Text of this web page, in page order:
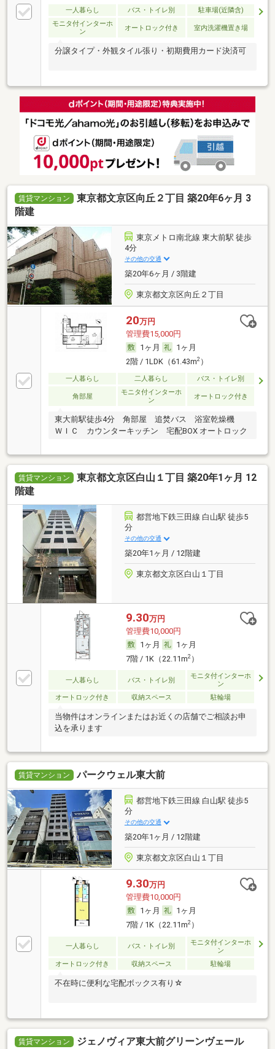
一人暮らし バス・トイレ別
駐車場(近隣含)
モニタ付インターホ
ン
オートロック付き 室内洗濯機置き場
分譲タイプ・外観タイル張り・初期費用カード決済可
賃貸マンション
東京都文京区向丘２丁目 築20年6ヶ月 3
階建
東京メトロ南北線 東大前駅 徒歩
4分
その他の交通
築20年6ヶ月 / 3階建
東京都文京区向丘２丁目
20万円
管理費15,000円
1ヶ月
1ヶ月
2階 / 1LDK（61.43m2）
一人暮らし 二人暮らし バス・トイレ別
角部屋
モニタ付インターホ
ン
オートロック付き
東大前駅徒歩4分 角部屋 追焚バス 浴室乾燥機
ＷＩＣ カウンターキッチン 宅配BOX オートロック
賃貸マンション
東京都文京区白山１丁目 築20年1ヶ月 12
階建
都営地下鉄三田線 白山駅 徒歩5
分
その他の交通
築20年1ヶ月 / 12階建
東京都文京区白山１丁目
9.30万円
管理費10,000円
1ヶ月
1ヶ月
7階 / 1K（22.11m2）
一人暮らし バス・トイレ別
モニタ付インターホ
ン
オートロック付き
収納スペース 駐輪場
当物件はオンラインまたはお近くの店舗でご相談お申
込を承ります
賃貸マンション パークウェル東大前
都営地下鉄三田線 白山駅 徒歩5
分
その他の交通
築20年1ヶ月 / 12階建
東京都文京区白山１丁目
9.30万円
管理費10,000円
1ヶ月
1ヶ月
7階 / 1K（22.11m2）
一人暮らし バス・トイレ別
モニタ付インターホ
ン
オートロック付き
収納スペース 駐輪場
不在時に便利な宅配ボックス有り☆
賃貸マンション ジェノヴィア東大前グリーンヴェール